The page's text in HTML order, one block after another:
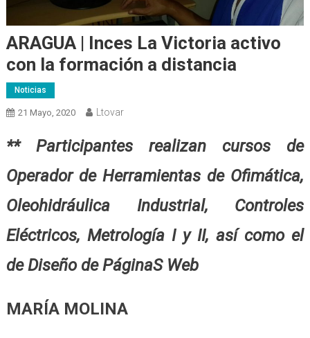
ARAGUA | Inces La Victoria activo
con la formación a distancia
Noticias
21 Mayo, 2020 Ltovar
** Participantes realizan cursos de
Operador de Herramientas de Ofimática,
Oleohidráulica Industrial, Controles
Eléctricos, Metrología I y II, así como el
de Diseño de PáginaS Web
MARÍA MOLINA